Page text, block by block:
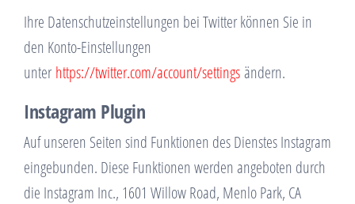
Ihre Datenschutzeinstellungen bei Twitter können Sie in
den Konto-Einstellungen
unterhttps://twitter.com/account/settingsändern.
Instagram Plugin
Auf unseren Seiten sind Funktionen des Dienstes Instagram
eingebunden. Diese Funktionen werden angeboten durch
die Instagram Inc., 1601 Willow Road, Menlo Park, CA